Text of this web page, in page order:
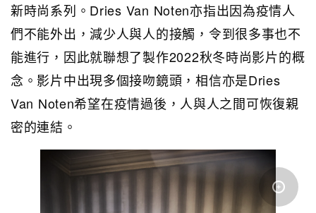
新時尚系列。Dries Van Noten亦指出因為疫情人
們不能外出，減少人與人的接觸，令到很多事也不
能進行，因此就聯想了製作2022秋冬時尚影片的概
念。影片中出現多個接吻鏡頭，相信亦是Dries
Van Noten希望在疫情過後，人與人之間可恢復親
密的連結。